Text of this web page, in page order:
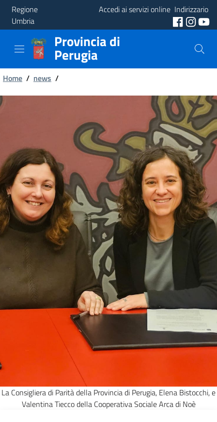
Regione
Umbria
Accedi ai servizi online Indirizzario
Provincia
Aree
Tematiche
Provincia di
Perugia
Briciole
di
Home / news /
La Consigliera di Parità della Provincia di Perugia, Elena Bistocchi, e
Valentina Tiecco della Cooperativa Sociale Arca di Noè